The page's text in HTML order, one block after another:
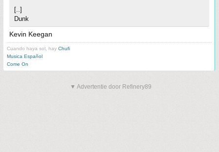
[..]
Dunk
Kevin Keegan
Cuando haya sol, hay Chufi
Musica Español
Come On
▼ Advertentie door Refinery89